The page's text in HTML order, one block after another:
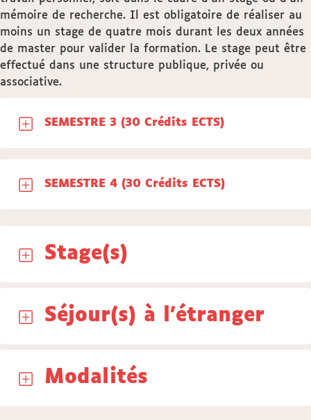
mémoire de recherche. Il est obligatoire de réaliser au
moins un stage de quatre mois durant les deux années
de master pour valider la formation. Le stage peut être
effectué dans une structure publique, privée ou
associative.
SEMESTRE 3 (30 Crédits ECTS)
SEMESTRE 4 (30 Crédits ECTS)
Stage(s)
Séjour(s) à l'étranger
Modalités